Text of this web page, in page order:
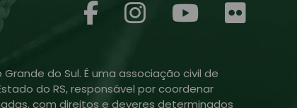
do Sul. É uma associação civil de
do RS, responsável por coordenar
com direitos e deveres determinados